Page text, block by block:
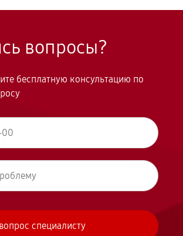
вопросы?
бесплатную консультацию по